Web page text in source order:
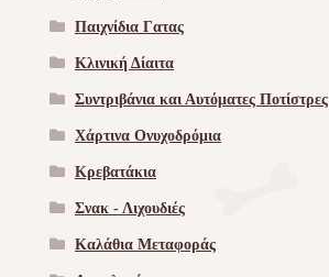
Παιχνίδια Γατας
Κλινική Δίαιτα
Συντριβάνια και Αυτόματες Ποτίστρες
Χάρτινα Ονυχοδρόμια
Κρεβατάκια
Σνακ - Λιχουδιές
Καλάθια Μεταφοράς